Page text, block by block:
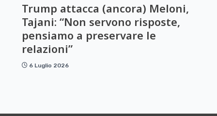
Trump attacca (ancora) Meloni,
Tajani: “Non servono risposte,
pensiamo a preservare le
relazioni”
6 Luglio 2026